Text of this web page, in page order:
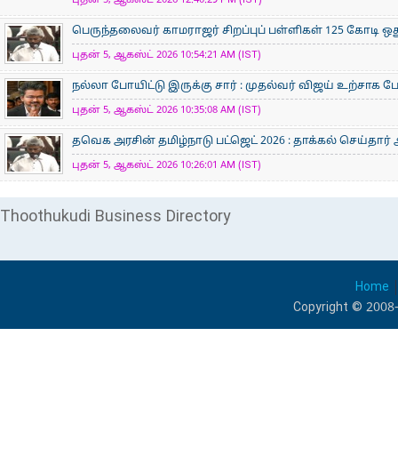
பெருந்தலைவர் காமராஜர் சிறப்புப் பள்ளிகள் 125 கோடி
புதன் 5, ஆகஸ்ட் 2026 10:54:21 AM (IST)
நல்லா போயிட்டு இருக்கு சார் : முதல்வர் விஜய் உற்சாக
புதன் 5, ஆகஸ்ட் 2026 10:35:08 AM (IST)
தவெக அரசின் தமிழ்நாடு பட்ஜெட் 2026 : தாக்கல்
புதன் 5, ஆகஸ்ட் 2026 10:26:01 AM (IST)
Thoothukudi Business Directory
Home
Copyright ©